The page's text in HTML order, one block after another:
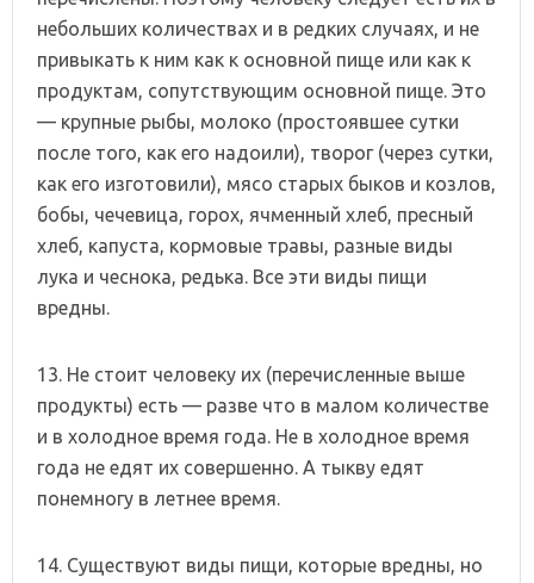
небольших количествах и в редких случаях, и не
привыкать к ним как к основной пище или как к
продуктам, сопутствующим основной пище. Это
— крупные рыбы, молоко (простоявшее сутки
после того, как его надоили), творог (через сутки,
как его изготовили), мясо старых быков и козлов,
бобы, чечевица, горох, ячменный хлеб, пресный
хлеб, капуста, кормовые травы, разные виды
лука и чеснока, редька. Все эти виды пищи
вредны.
13. Не стоит человеку их (перечисленные выше
продукты) есть — разве что в малом количестве
и в холодное время года. Не в холодное время
года не едят их совершенно. А тыкву едят
понемногу в летнее время.
14. Существуют виды пищи, которые вредны, но